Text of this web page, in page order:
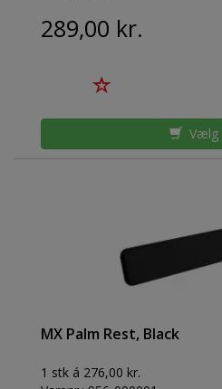
289,00 kr.
Vælg
MX Palm Rest, Black
1 stk á 276,00 kr.